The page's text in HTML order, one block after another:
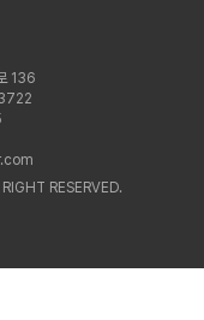
136
RESERVED.